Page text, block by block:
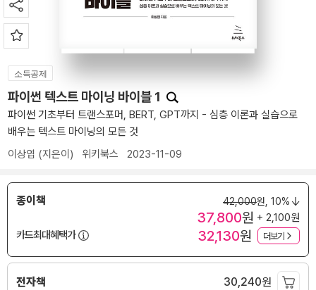
소득공제
파이썬 텍스트 마이닝 바이블 1
파이썬 기초부터 트랜스포머, BERT, GPT까지 - 심층 이론과 실습으로
배우는 텍스트 마이닝의 모든 것
이상엽 (지은이) 위키북스 2023-11-09
종이책 42,000원, 10%
37,800원 + 2,100원
카드최대혜택가
32,130원 더보기
전자책 30,240원